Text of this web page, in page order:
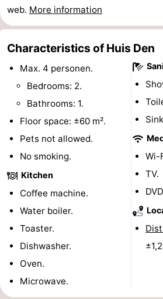
points
-
Boat
-
Indoor
centers
Villages
Cities
Sports
Swimming
-
web. More information
Characteristics of Huis Den
Max. 4 personen.
Bedrooms: 2.
Bathrooms: 1.
Floor space: ±60 m².
Pets not allowed.
No smoking.
Kitchen
Coffee machine.
Water boiler.
Toaster.
Dishwasher.
Oven.
Microwave.
Wi-
TV.